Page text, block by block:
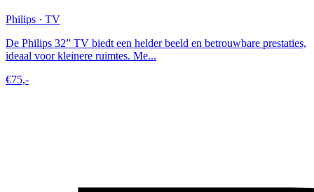
Philips · TV
De Philips 32” TV biedt een helder beeld en betrouwbare prestaties,
ideaal voor kleinere ruimtes. Me...
€75,-